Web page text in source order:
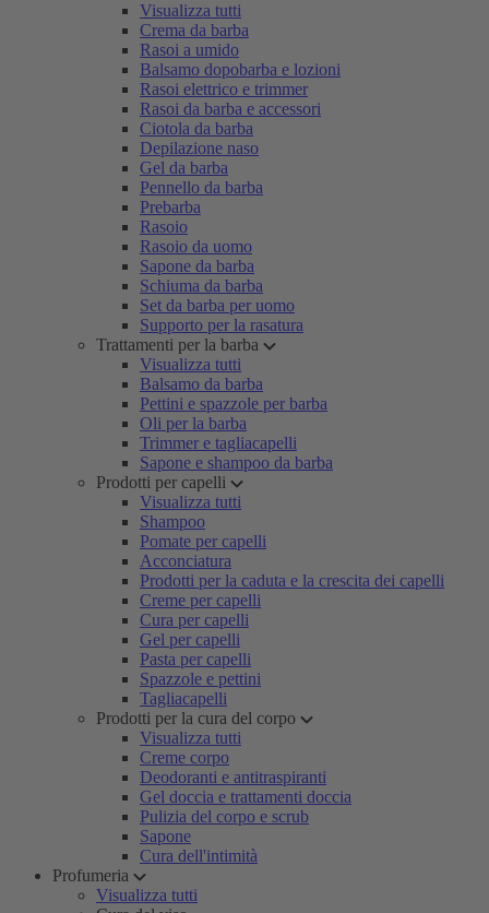
Visualizza tutti
Crema da barba
Rasoi a umido
Balsamo dopobarba e lozioni
Rasoi elettrico e trimmer
Rasoi da barba e accessori
Ciotola da barba
Depilazione naso
Gel da barba
Pennello da barba
Prebarba
Rasoio
Rasoio da uomo
Sapone da barba
Schiuma da barba
Set da barba per uomo
Supporto per la rasatura
Trattamenti per la barba
Visualizza tutti
Balsamo da barba
Pettini e spazzole per barba
Oli per la barba
Trimmer e tagliacapelli
Sapone e shampoo da barba
Prodotti per capelli
Visualizza tutti
Shampoo
Pomate per capelli
Acconciatura
Prodotti per la caduta e la crescita dei capelli
Creme per capelli
Cura per capelli
Gel per capelli
Pasta per capelli
Spazzole e pettini
Tagliacapelli
Prodotti per la cura del corpo
Visualizza tutti
Creme corpo
Deodoranti e antitraspiranti
Gel doccia e trattamenti doccia
Pulizia del corpo e scrub
Sapone
Cura dell'intimità
Profumeria
Visualizza tutti